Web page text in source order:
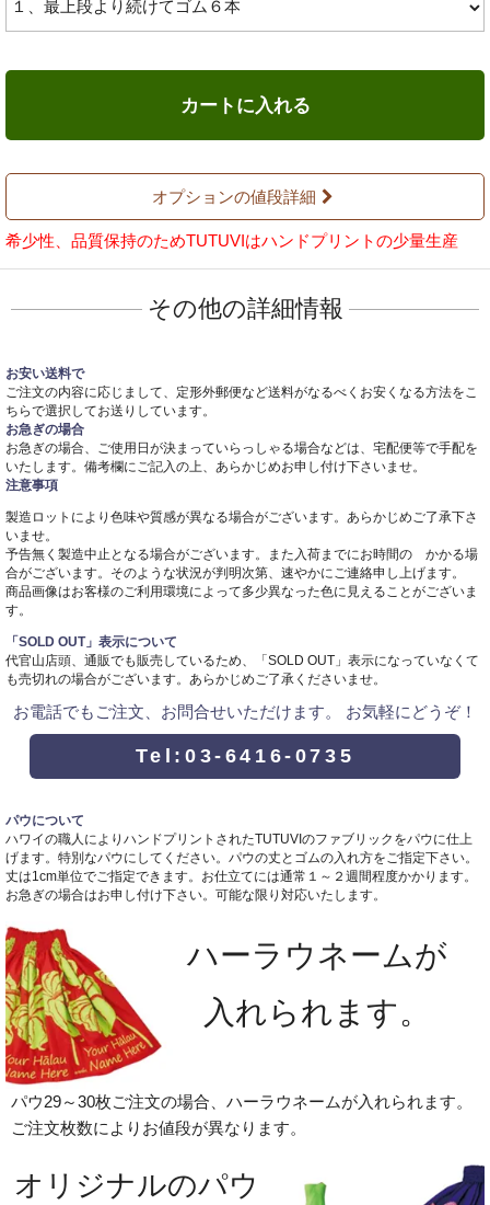
カートに入れる
オプションの値段詳細
希少性、品質保持のためTUTUVIはハンドプリントの少量生産
その他の詳細情報
お安い送料で
ご注文の内容に応じまして、定形外郵便など送料がなるべくお安くなる方法をこ
ちらで選択してお送りしています。
お急ぎの場合
お急ぎの場合、ご使用日が決まっていらっしゃる場合などは、宅配便等で手配を
いたします。備考欄にご記入の上、あらかじめお申し付け下さいませ。
注意事項
製造ロットにより色味や質感が異なる場合がございます。あらかじめご了承下さ
いませ。
予告無く製造中止となる場合がございます。また入荷までにお時間の かかる場
合がございます。そのような状況が判明次第、速やかにご連絡申し上げます。
商品画像はお客様のご利用環境によって多少異なった色に見えることがございま
す。
「SOLD OUT」表示について
代官山店頭、通販でも販売しているため、「SOLD OUT」表示になっていなくて
も売切れの場合がございます。あらかじめご了承くださいませ。
お電話でもご注文、お問合せいただけます。 お気軽にどうぞ！
Tel:03-6416-0735
パウについて
ハワイの職人によりハンドプリントされたTUTUVIのファブリックをパウに仕上
げます。特別なパウにしてください。パウの丈とゴムの入れ方をご指定下さい。
丈は1cm単位でご指定できます。お仕立てには通常１～２週間程度かかります。
お急ぎの場合はお申し付け下さい。可能な限り対応いたします。
ハーラウネームが
入れられます。
パウ29～30枚ご注文の場合、ハーラウネームが入れられます。
ご注文枚数によりお値段が異なります。
オリジナルのパウ